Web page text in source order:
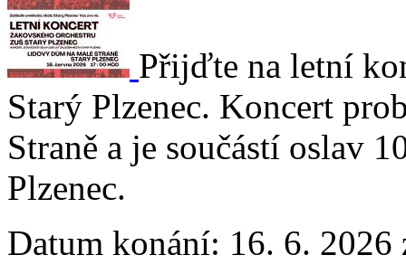
Přijďte na letní
Starý Plzenec. Koncert
Straně a je součástí oslav
Plzenec.
Datum konání: 16. 6. 2026